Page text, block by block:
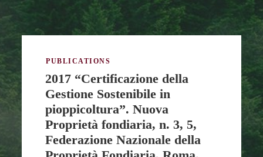
PUBLICATIONS
2016 “Il patentino europeo
della motosega: nuovo
strumento per promuovere le
professionalità – Importanza
della formazione nel settore